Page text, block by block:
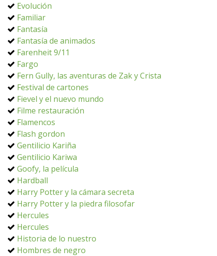
Evolución
Familiar
Fantasía
Fantasía de animados
Farenheit 9/11
Fargo
Fern Gully, las aventuras de Zak y Crista
Festival de cartones
Fievel y el nuevo mundo
Filme restauración
Flamencos
Flash gordon
Gentilicio Kariña
Gentilicio Kariwa
Goofy, la película
Hardball
Harry Potter y la cámara secreta
Harry Potter y la piedra filosofar
Hercules
Hercules
Historia de lo nuestro
Hombres de negro